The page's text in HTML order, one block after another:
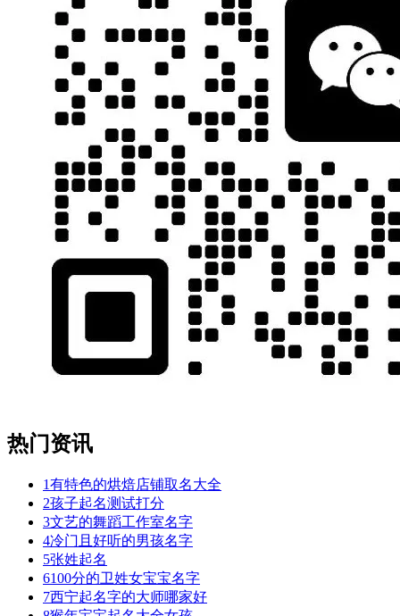
热门资讯
1有特色的烘焙店铺取名大全
2孩子起名测试打分
3文艺的舞蹈工作室名字
4冷门且好听的男孩名字
5张姓起名
6100分的卫姓女宝宝名字
7西宁起名字的大师哪家好